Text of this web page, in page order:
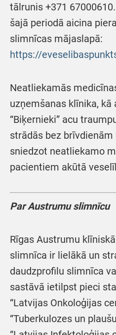
tālrunis +371
šajā periodā aicina
slimnīcas mājaslapā:
https://
Neatliekamās
uzņemšanas klīnika, kā
“Biķernieki” acu
strādās bez
sniedzot neatliekamo
pacientiem akūtā
Par Austrumu slimnīcu
Rīgas Austrumu
slimnīca ir lielākā un
daudzprofilu slimnīca
sastāvā ietilpst pieci
“Latvijas Onkoloģijas
“Tuberkulozes un